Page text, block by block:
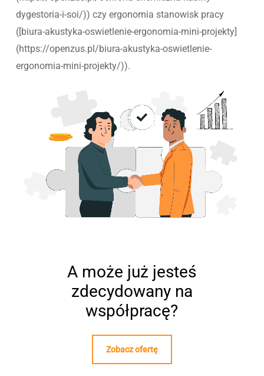
dygestoria-i-soi/)) czy ergonomia stanowisk pracy
([biura-akustyka-oswietlenie-ergonomia-mini-projekty]
(https://openzus.pl/biura-akustyka-oswietlenie-
ergonomia-mini-projekty/)).
A może już jesteś
zdecydowany na
współpracę?
Zobacz ofertę